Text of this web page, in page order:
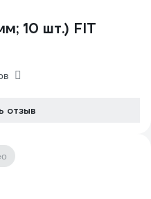
10 шт.) FIT
отзыв